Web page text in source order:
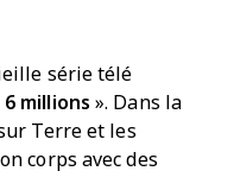
série télé
millions ». Dans la
Terre et les
corps avec des